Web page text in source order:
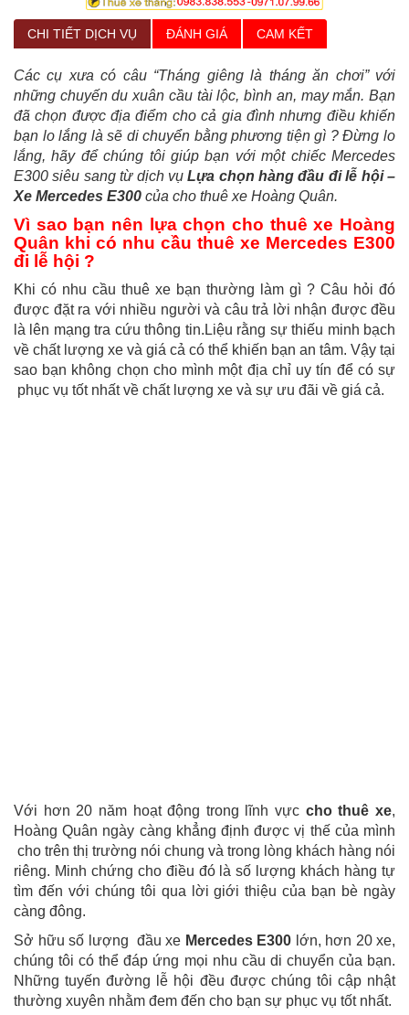
CHI TIẾT DỊCH VỤ ĐÁNH GIÁ CAM KẾT
Các cụ xưa có câu “Tháng giêng là tháng ăn chơi” với
những chuyến du xuân cầu tài lộc, bình an, may mắn. Bạn
đã chọn được địa điểm cho cả gia đình nhưng điều khiến
bạn lo lắng là sẽ di chuyển bằng phương tiện gì ? Đừng lo
lắng, hãy để chúng tôi giúp bạn với một chiếc Mercedes
E300 siêu sang từ dịch vụLựa chọn hàng đầu đi lễ hội –
Xe Mercedes E300 của cho thuê xe Hoàng Quân.
Vì sao bạn nên lựa chọn cho thuê xe Hoàng
Quân khi có nhu cầu thuê xe Mercedes E300
đi lễ hội ?
Khi có nhu cầu thuê xe bạn thường làm gì ? Câu hỏi đó
được đặt ra với nhiều người và câu trả lời nhận được đều
là lên mạng tra cứu thông tin.Liệu rằng sự thiếu minh bạch
về chất lượng xe và giá cả có thể khiến bạn an tâm. Vậy tại
sao bạn không chọn cho mình một địa chỉ uy tín để có sự
phục vụ tốt nhất về chất lượng xe và sự ưu đãi về giá cả.
Với hơn 20 năm hoạt động trong lĩnh vực cho thuê xe,
Hoàng Quân ngày càng khẳng định được vị thế của mình
cho trên thị trường nói chung và trong lòng khách hàng nói
riêng. Minh chứng cho điều đó là số lượng khách hàng tự
tìm đến với chúng tôi qua lời giới thiệu của bạn bè ngày
càng đông.
Sở hữu số lượng đầu xe Mercedes E300 lớn, hơn 20 xe,
chúng tôi có thể đáp ứng mọi nhu cầu di chuyển của bạn.
Những tuyến đường lễ hội đều được chúng tôi cập nhật
thường xuyên nhằm đem đến cho bạn sự phục vụ tốt nhất.